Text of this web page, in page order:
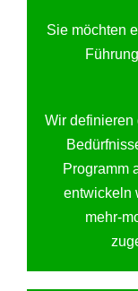
Sie möchten
Wir definieren
Programm
entwickeln
mehr-